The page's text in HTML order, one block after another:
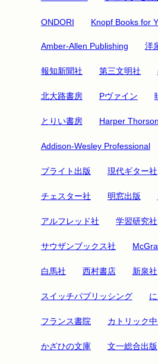
ONDORI Knopf Books for
Amber-Allen Publishing 洋
報知新聞社 第三文明社
北大路書房 Pヴァイン
とりい書房 Harper
Addison-Wesley Professional
ブライト出版 現代ギター社
チェスター社 明窓出版
アルフレッド社 学習研究社
サウザンブックス社
白馬社 西村書店 新泉社
スイッチパブリッシング
フランス書院 カトリック
かざひの文庫 文一総合出版